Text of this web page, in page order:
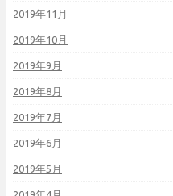
2019年11月
2019年10月
2019年9月
2019年8月
2019年7月
2019年6月
2019年5月